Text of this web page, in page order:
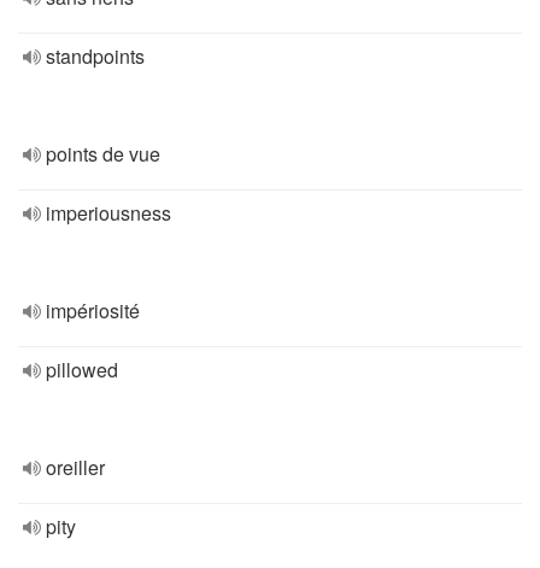
standpoints
points de vue
imperiousness
impériosité
pillowed
oreiller
pity